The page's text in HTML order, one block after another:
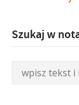
Szukaj w